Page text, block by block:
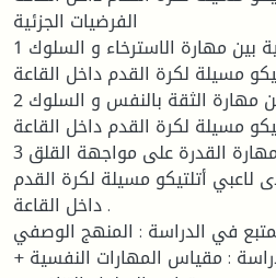
الفرضيات الجزئية
1 ـ توجد علاقة ارتباطية بين مهارة الاسترخاء و السلوك
مسيلة لكرة القدم داخل القاعة .
2 ـ توجد علاقة ارتباطية بين مهارة الثقة بالنفس و السلوك
مسيلة لكرة القدم داخل القاعة .
3 ـ توجد علاقة ارتباطية بين مهارة القدرة على مواجهة القلق
لاعبي أتلتيكو مسيلة لكرة القدم
داخل القاعة .
في الدراسة : المنهج الوصفي
: مقياس المهارات النفسية +